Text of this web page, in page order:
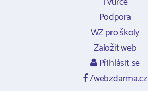
Podpora
WZ pro školy
Založit web
Přihlásit se
/webzdarma.cz